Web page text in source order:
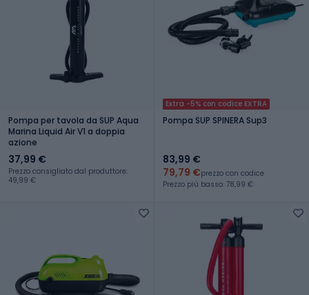
Pompa per tavola da SUP Aqua
Marina Liquid Air V1 a doppia
azione
37,99 €
Prezzo consigliato dal produttore:
49,99 €
Extra -5% con codice EXTRA
Pompa SUP SPINERA Sup3
83,99 €
79,79 €prezzo con codice
Prezzo più basso: 78,99 €